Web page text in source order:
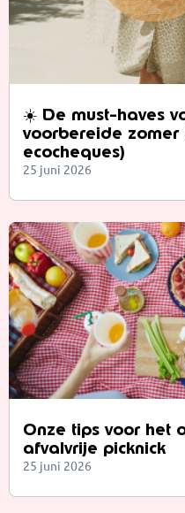
☀️ De must-haves
voorbereide
ecocheques)
25 juni 2026
Onze tips voor het
afvalvrije picknick
25 juni 2026